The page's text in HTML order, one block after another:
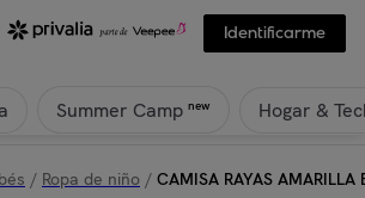
Identificarme
Summer Camp new Hogar &
/ Ropa de niño / CAMISA RAYAS AMARILLA